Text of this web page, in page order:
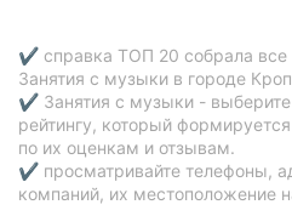
✔ справка ТОП 20 собрала все
Занятия с музыки в городе
✔ Занятия с музыки -
рейтингу, который
по их оценкам и отзывам.
✔ просматривайте телефоны,
компаний, их местоположение